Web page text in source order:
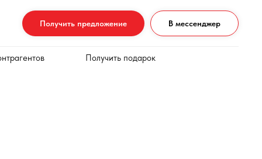
Получить предложение В мессенджер
Получить подарок